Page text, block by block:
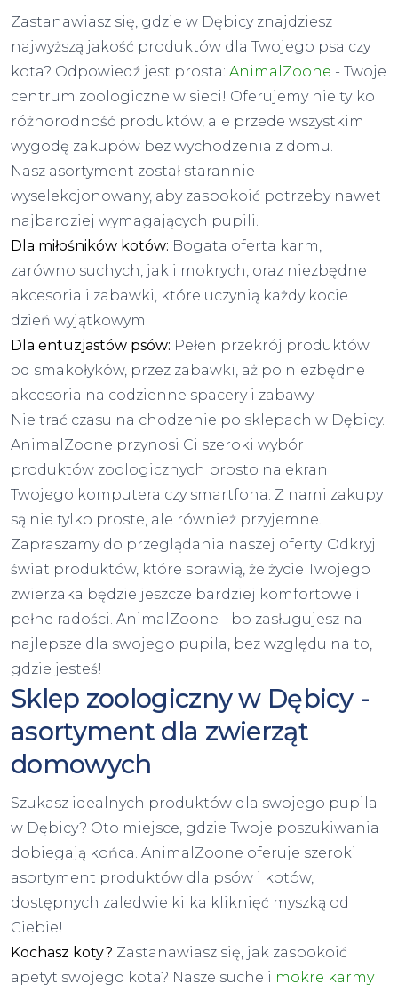
Zastanawiasz się, gdzie w Dębicy znajdziesz
najwyższą jakość produktów dla Twojego psa czy
kota? Odpowiedź jest prosta: AnimalZoone - Twoje
centrum zoologiczne w sieci! Oferujemy nie tylko
różnorodność produktów, ale przede wszystkim
wygodę zakupów bez wychodzenia z domu.
Nasz asortyment został starannie
wyselekcjonowany, aby zaspokoić potrzeby nawet
najbardziej wymagających pupili.
Dla miłośników kotów: Bogata oferta karm,
zarówno suchych, jak i mokrych, oraz niezbędne
akcesoria i zabawki, które uczynią każdy kocie
dzień wyjątkowym.
Dla entuzjastów psów: Pełen przekrój produktów
od smakołyków, przez zabawki, aż po niezbędne
akcesoria na codzienne spacery i zabawy.
Nie trać czasu na chodzenie po sklepach w Dębicy.
AnimalZoone przynosi Ci szeroki wybór
produktów zoologicznych prosto na ekran
Twojego komputera czy smartfona. Z nami zakupy
są nie tylko proste, ale również przyjemne.
Zapraszamy do przeglądania naszej oferty. Odkryj
świat produktów, które sprawią, że życie Twojego
zwierzaka będzie jeszcze bardziej komfortowe i
pełne radości. AnimalZoone - bo zasługujesz na
najlepsze dla swojego pupila, bez względu na to,
gdzie jesteś!
Sklep zoologiczny w Dębicy -
asortyment dla zwierząt
domowych
Szukasz idealnych produktów dla swojego pupila
w Dębicy? Oto miejsce, gdzie Twoje poszukiwania
dobiegają końca. AnimalZoone oferuje szeroki
asortyment produktów dla psów i kotów,
dostępnych zaledwie kilka kliknięć myszką od
Ciebie!
Kochasz koty? Zastanawiasz się, jak zaspokoić
apetyt swojego kota? Nasze suche i mokre karmy